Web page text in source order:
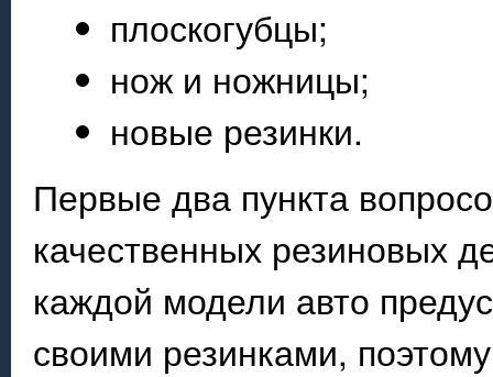
плоскогубцы;
нож и ножницы;
новые резинки.
Первые два пункта
качественных резиновых
каждой модели авто
своими резинками,